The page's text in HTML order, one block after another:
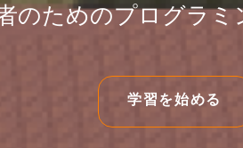
のためのプログラ
学習を始める